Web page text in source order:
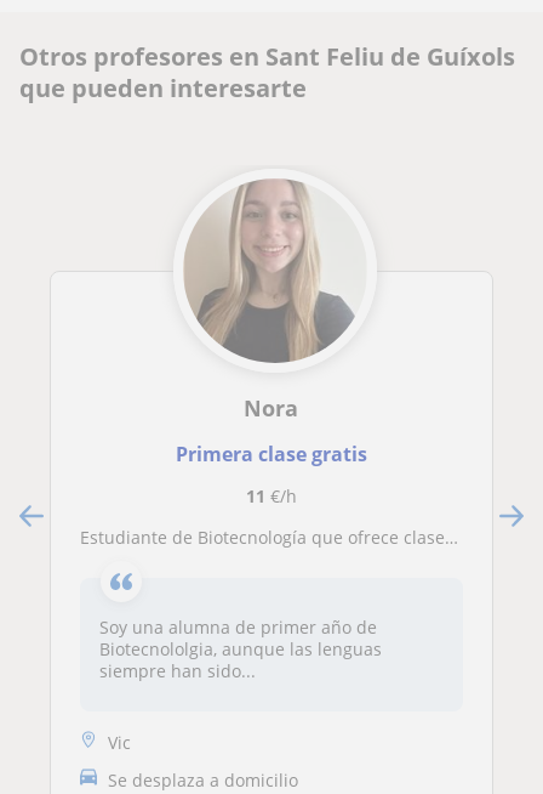
Otros profesores en Sant Feliu de Guíxols
que pueden interesarte
Nora
Primera clase gratis
11 €/h
Estudiante de Biotecnología que ofrece clases de inglés nivel primaria, ESO y Bachillerato en Vic
Soy una alumna de primer año de
Biotecnololgia, aunque las lenguas
siempre han sido...
Vic
Se desplaza a domicilio